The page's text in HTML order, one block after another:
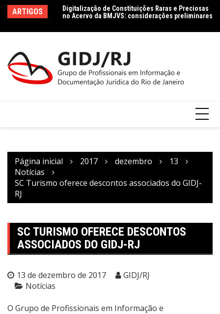
paraARTIGOS
no Acervo da BMJVS: considerações preliminares
Dados jurídicos na perspectiva da Ciência da
Agenda 2030
Página inicial 2017 dezembro
13
Notícias
SC Turismo oferece descontos associados do GIDJ-
RJ
SC TURISMO OFERECE DESCONTOS
ASSOCIADOS DO GIDJ-RJ
13 de dezembro de 2017
GIDJ/RJ
Notícias
O Grupo de Profissionais em Informação e